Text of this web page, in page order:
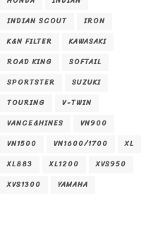
INDIAN SCOUT
IRON
K&N FILTER
KAWASAKI
ROAD KING
SOFTAIL
SPORTSTER
SUZUKI
TOURING
V-TWIN
VANCE&HINES
VN900
VN1500
VN1600/1700
XL
XL883
XL1200
XVS950
XVS1300
YAMAHA